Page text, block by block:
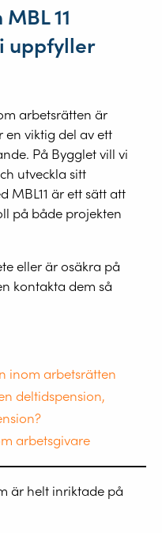
11
uppfyller
arbetsrätten är
en viktig del av ett
På Bygglet vill vi
utveckla sitt
MBL11 är ett sätt att
på både projekten
eller är osäkra på
kontakta dem så
inom arbetsrätten
deltidspension,
arbetsgivare
är helt inriktade på